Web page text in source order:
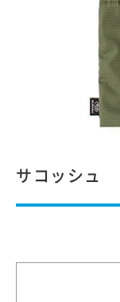
サコッシュ